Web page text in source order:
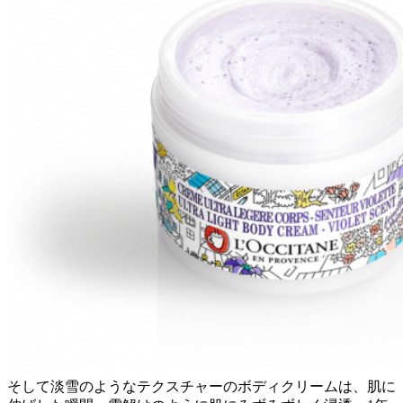
そして淡雪のようなテクスチャーのボディクリームは、肌に